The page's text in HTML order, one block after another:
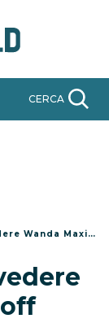
CERCA
Wanda Maximoff